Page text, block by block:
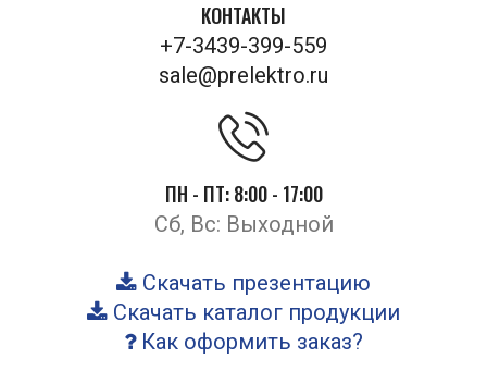
КОНТАКТЫ
+7-3439-399-559
sale@prelektro.ru
ПН - ПТ: 8:00 - 17:00
Сб, Вс: Выходной
Скачать презентацию
Скачать каталог продукции
Как оформить заказ?